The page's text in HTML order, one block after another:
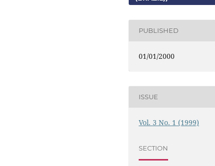
PUBLISHED
01/01/2000
ISSUE
Vol. 3 No. 1 (1999)
SECTION